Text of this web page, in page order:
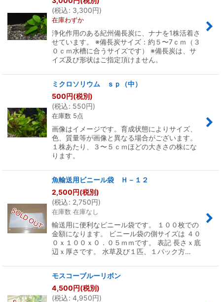
(税込: 3,300円)
在庫わずか
浄化作用のある紀州備長炭に、ナナを1株活着さ
せています。 ※備長炭サイズ：約５〜7ｃｍ（３
０ｃｍ水槽に合うサイズです） ※備長炭は、サ
イズ及び形状はご指定頂けません。
ミクロソリウム ｓｐ（中）
500円(税別)
(税込: 550円)
在庫数 5点
画像はイメージです。育成状態によりサイズ、
色、質量等が画像と異なる場合がございます。
１株あたり、３〜５ｃｍほどの大きさの株にな
ります。
魚輸送用ビニール袋 Ｈ－１２
2,500円(税別)
(税込: 2,750円)
在庫数 在庫なし
輸送用に便利なビニール袋です。 １００枚での
金額になります。 ビニール袋の側サイズは ４０
０ｘ１００ｘ０．０５ｍｍです。 表記 長さｘ底
辺ｘ厚さです。 水草及び１匹、１パック方…
モスコーブルーリボン
4,500円(税別)
(税込: 4,950円)